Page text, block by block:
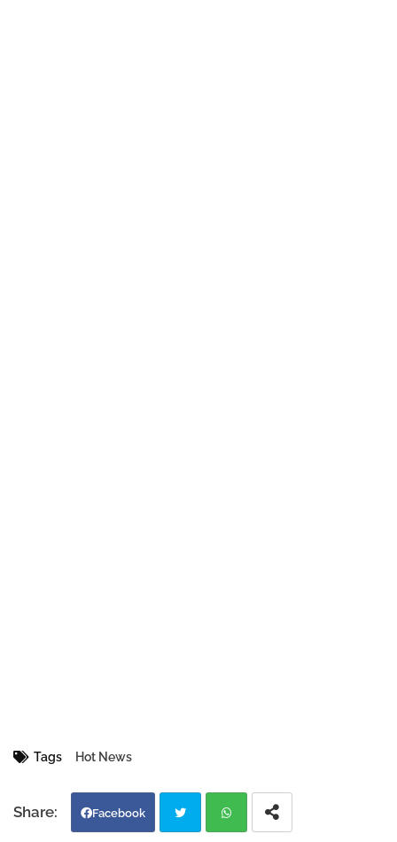
Tags Hot News
Facebook